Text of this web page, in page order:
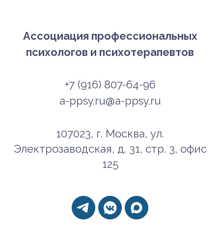
Ассоциация профессиональных
психологов и психотерапевтов
+7 (916) 807-64-96
a-ppsy.ru@a-ppsy.ru
107023, г. Москва, ул.
Электрозаводская, д. 31, стр. 3, офис
125